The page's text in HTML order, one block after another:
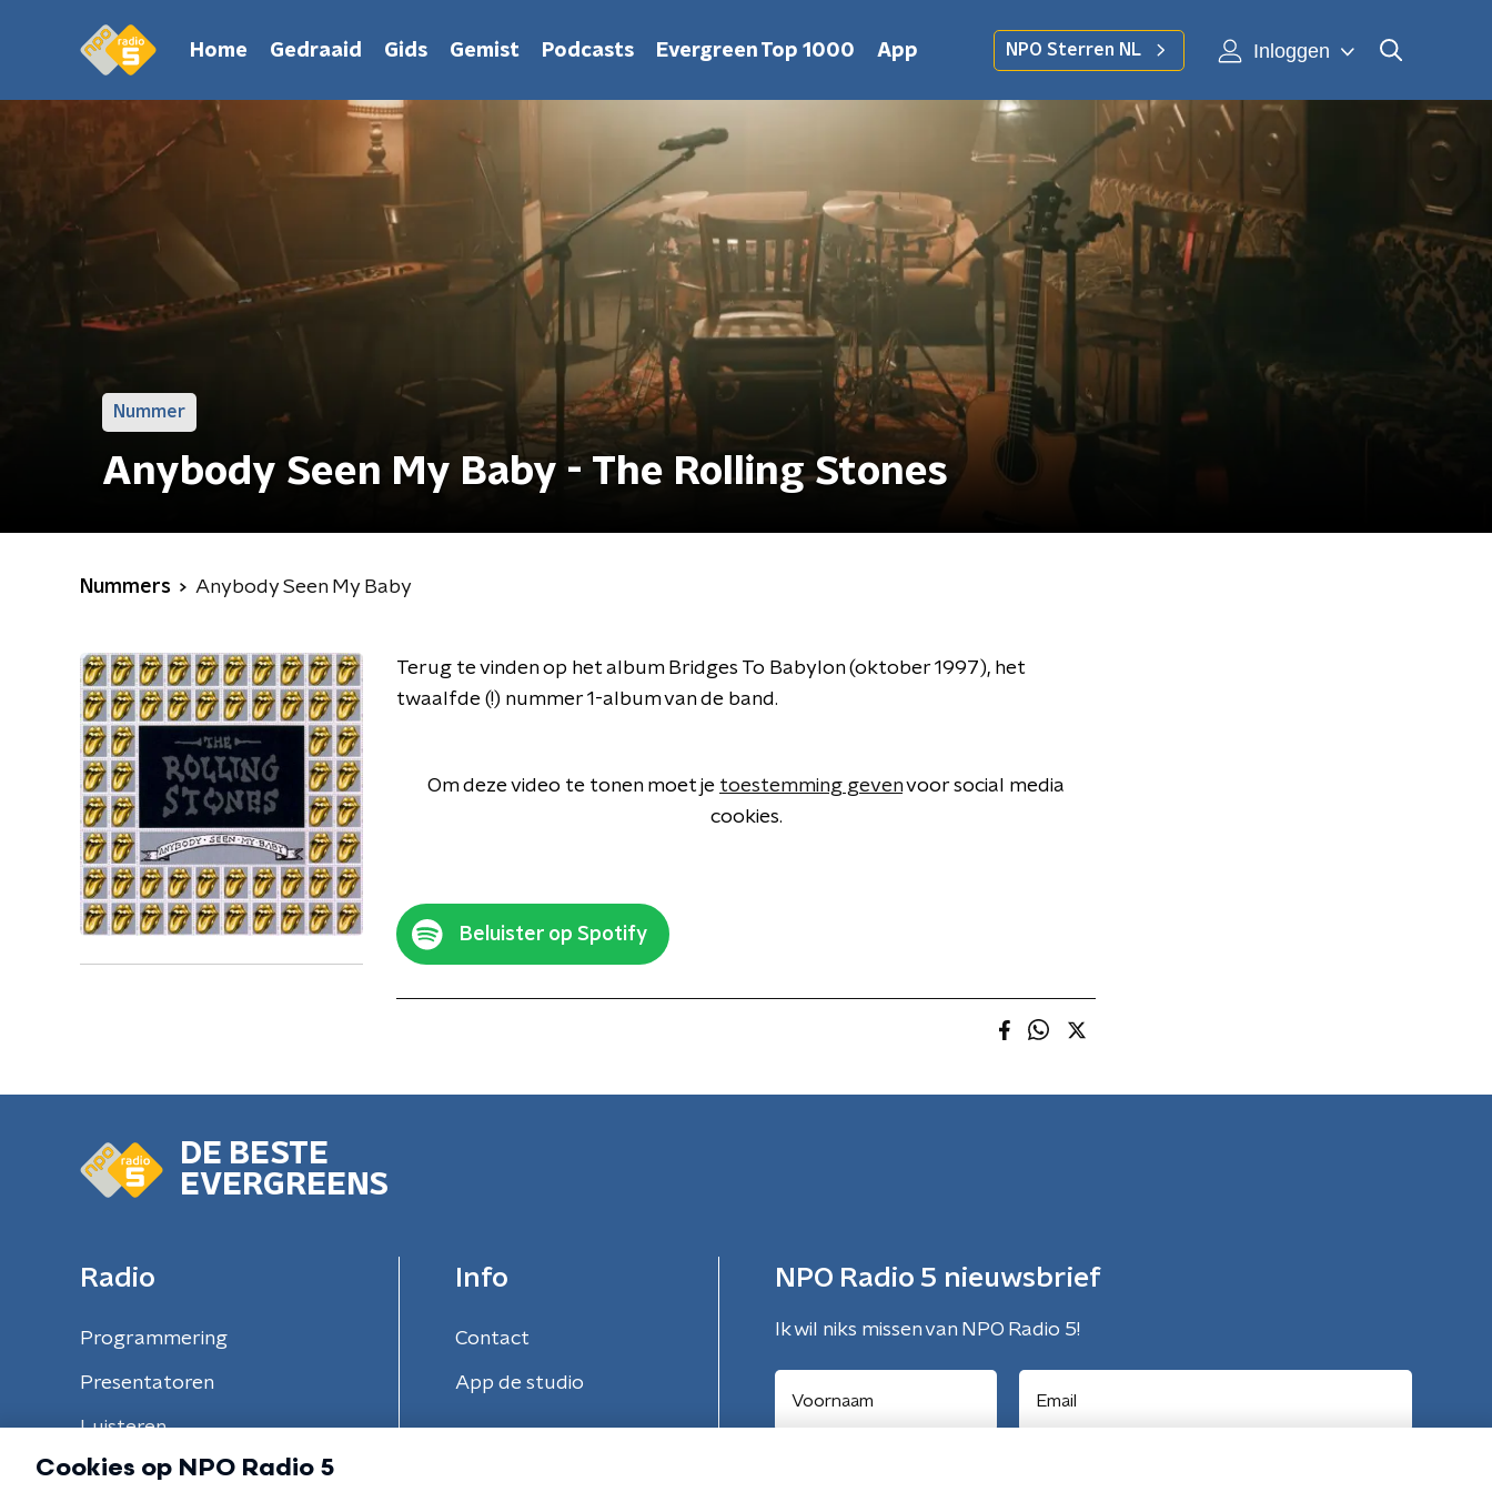
Home Gedraaid Gids Gemist Podcasts Evergreen Top 1000 App NPO Sterren NL Inloggen
Nummer
Anybody Seen My Baby - The Rolling Stones
Nummers Anybody Seen My Baby
Terug te vinden op het album Bridges To Babylon (oktober 1997), het
twaalfde (!) nummer 1-album van de band.
Om deze video te tonen moet je toestemming gevenvoor social media
cookies.
Beluister op Spotify
DE BESTE
EVERGREENS
Radio
Programmering
Presentatoren
Luisteren
Info
Contact
App de studio
NPO Radio 5 nieuwsbrief
Ik wil niks missen van NPO Radio 5!